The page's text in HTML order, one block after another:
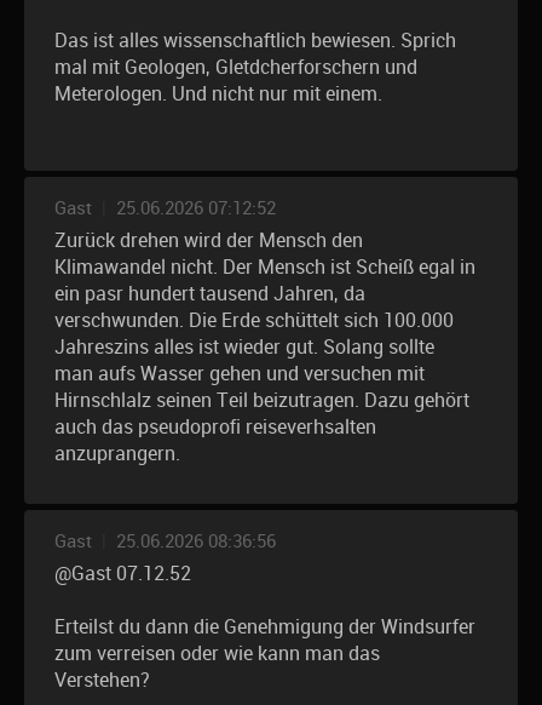
Das ist alles wissenschaftlich bewiesen. Sprich
mal mit Geologen, Gletdcherforschern und
Meterologen. Und nicht nur mit einem.
Gast 25.06.2026 07:12:52
Zurück drehen wird der Mensch den
Klimawandel nicht. Der Mensch ist Scheiß egal in
ein pasr hundert tausend Jahren, da
verschwunden. Die Erde schüttelt sich 100.000
Jahreszins alles ist wieder gut. Solang sollte
man aufs Wasser gehen und versuchen mit
Hirnschlalz seinen Teil beizutragen. Dazu gehört
auch das pseudoprofi reiseverhsalten
anzuprangern.
Gast 25.06.2026 08:36:56
@Gast 07.12.52
Erteilst du dann die Genehmigung der Windsurfer
zum verreisen oder wie kann man das
Verstehen?